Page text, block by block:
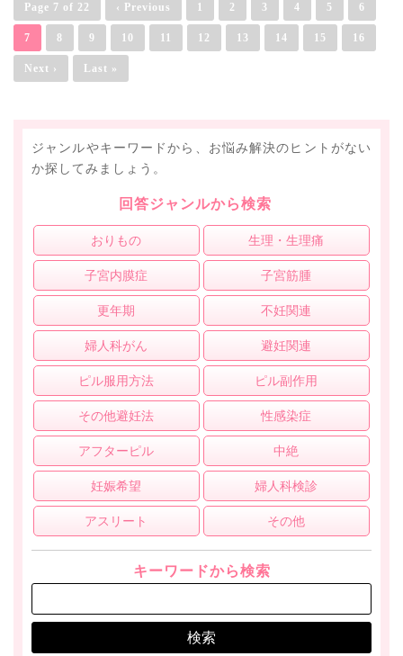
Page 7 of 22 ‹ Previous 1 2 3 4 5 6
7 8 9 10 11 12 13 14 15 16
Next › Last »
ジャンルやキーワードから、お悩み解決のヒントがない
か探してみましょう。
回答ジャンルから検索
おりもの 生理・生理痛
子宮内膜症 子宮筋腫
更年期 不妊関連
婦人科がん 避妊関連
ピル服用方法 ピル副作用
その他避妊法 性感染症
アフターピル 中絶
妊娠希望 婦人科検診
アスリート その他
キーワードから検索